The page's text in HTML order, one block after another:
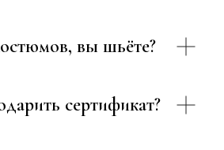
вы шьёте?
сертификат?